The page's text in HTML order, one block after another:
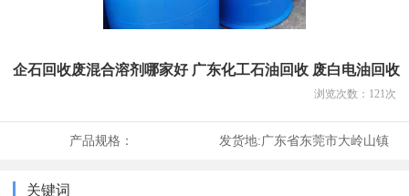
企石回收废混合溶剂哪家好 广东化工石油回收 废白电油回收
浏览次数： 121 次
产品规格： 发货地:广东省东莞市大岭山镇
关键词